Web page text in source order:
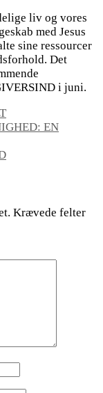
liv og vores
med Jesus
sine ressourcer
Det
i juni.
EN
Krævede felter